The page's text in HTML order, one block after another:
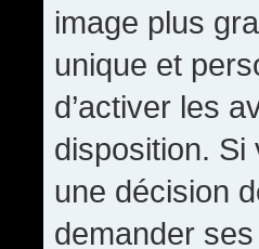
image plus
unique et
d’activer les
disposition. Si
une décision
demander